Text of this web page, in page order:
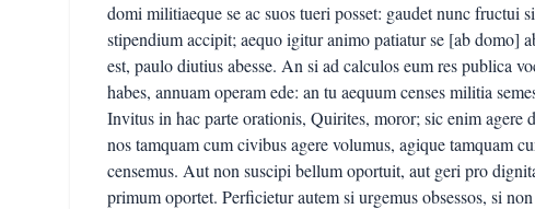
domi militiaeque se ac suos tueri posset: gaudet nunc fructui
stipendium accipit; aequo igitur animo patiatur se [ab domo]
est, paulo diutius abesse. An si ad calculos eum res publica
habes, annuam operam ede: an tu aequum censes militia
Invitus in hac parte orationis, Quirites, moror; sic enim agere
nos tamquam cum civibus agere volumus, agique tamquam
censemus. Aut non suscipi bellum oportuit, aut geri pro
primum oportet. Perficietur autem si urgemus obsessos, si